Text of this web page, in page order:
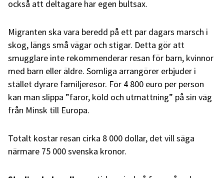
också att deltagare har egen bultsax.
Migranten ska vara beredd på ett par dagars marsch i
skog, längs små vägar och stigar. Detta gör att
smugglare inte rekommenderar resan för barn, kvinnor
med barn eller äldre. Somliga arrangörer erbjuder i
stället dyrare familjeresor. För 4 800 euro per person
kan man slippa ”faror, köld och utmattning” på sin väg
från Minsk till Europa.
Totalt kostar resan cirka 8 000 dollar, det vill säga
närmare 75 000 svenska kronor.